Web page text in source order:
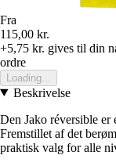
Fra
115,00 kr.
+5,75 kr. gives til din
ordre
Loading...
Beskrivelse
Den Jako réversible er
Fremstillet af det
praktisk valg for alle